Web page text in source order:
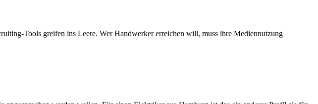
Tools greifen ins Leere. Wer Handwerker erreichen will, muss ihre Mediennutzung